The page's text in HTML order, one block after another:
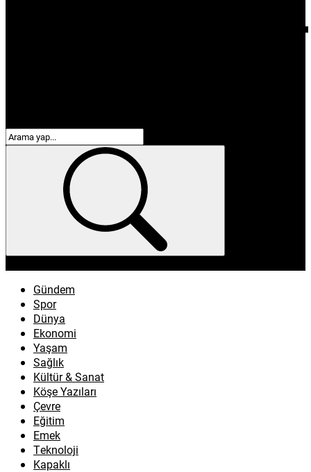
Gündem
Spor
Dünya
Ekonomi
Yaşam
Sağlık
Kültür & Sanat
Köşe Yazıları
Çevre
Eğitim
Emek
Teknoloji
Kapaklı